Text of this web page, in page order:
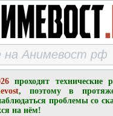
проходят технические
, поэтому в
проблемы со
на нём!